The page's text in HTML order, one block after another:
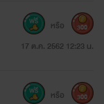
17 ต.ค. 2562 12:23 น.
หรือ 300
หรือ 300